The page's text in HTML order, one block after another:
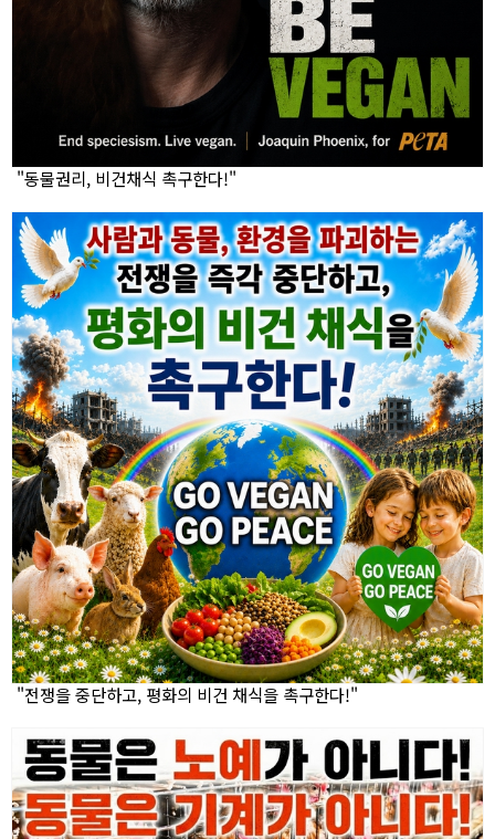
"동물권리, 비건채식 촉구한다!"
"전쟁을 중단하고, 평화의 비건 채식을 촉구한다!"